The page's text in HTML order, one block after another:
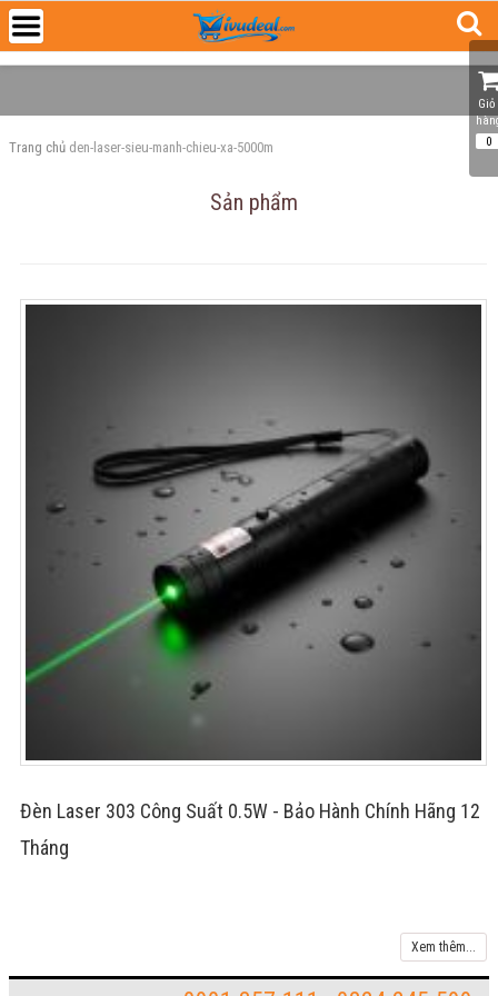
Trang chủ den-laser-sieu-manh-chieu-xa-5000m
Sản phẩm
Đèn Laser 303 Công Suất 0.5W - Bảo Hành Chính Hãng 12
Tháng
Xem thêm...
Giỏ
0